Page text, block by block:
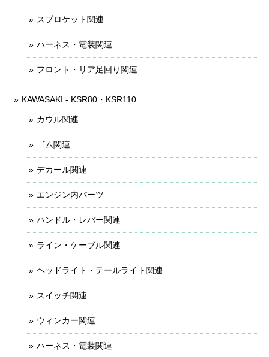
スプロケット関連
ハーネス・電装関連
フロント・リア足回り関連
KAWASAKI - KSR80・KSR110
カウル関連
ゴム関連
デカール関連
エンジン内パーツ
ハンドル・レバー関連
ライン・ケーブル関連
ヘッドライト・テールライト関連
スイッチ関連
ウィンカー関連
ハーネス・電装関連